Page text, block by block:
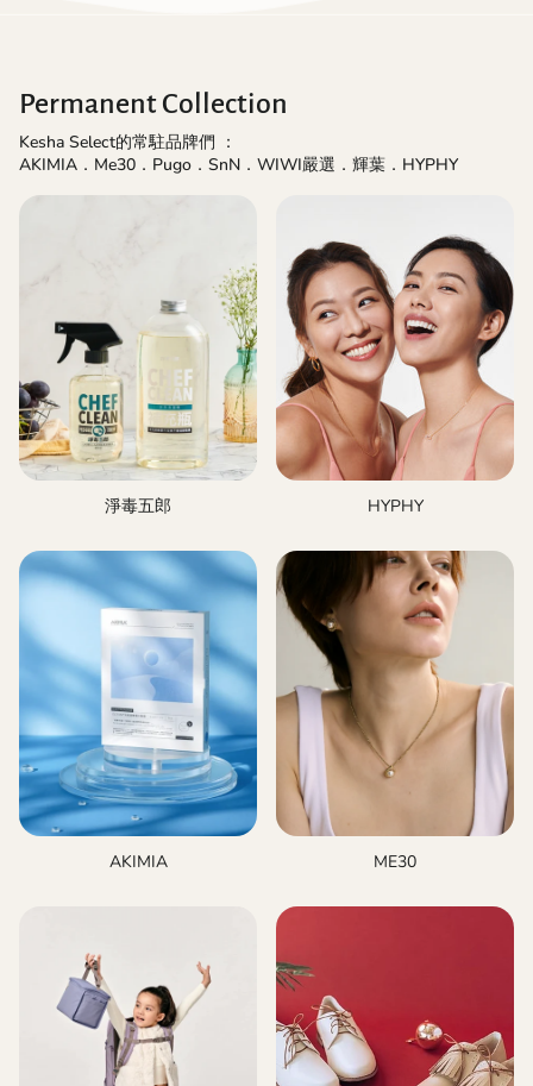
Permanent Collection
Kesha Select的常駐品牌們 ：
AKIMIA．Me30．Pugo．SnN．WIWI嚴選．輝葉．HYPHY
淨毒五郎 HYPHY
AKIMIA ME30